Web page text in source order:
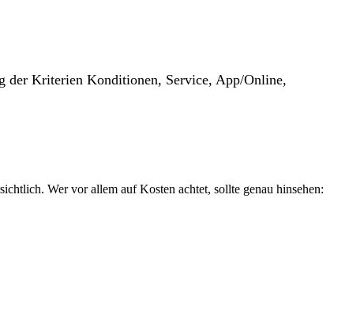
der Kriterien Konditionen, Service, App/Online,
Wer vor allem auf Kosten achtet, sollte genau hinsehen: